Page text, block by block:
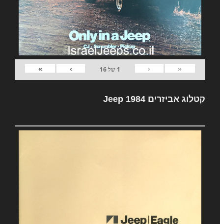
«
‹
1 של16
›
»
קטלוג אביזרים Jeep 1984